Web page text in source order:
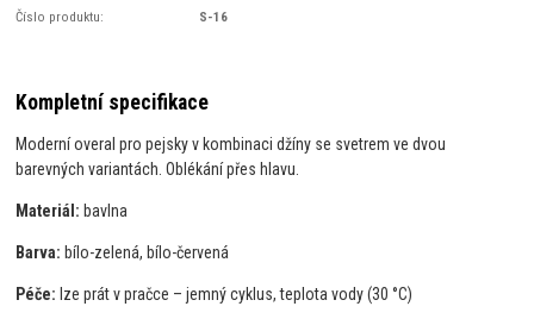
Číslo produktu: S-16
Kompletní specifikace
Moderní overal pro pejsky v kombinaci džíny se svetrem ve dvou
barevných variantách. Oblékání přes hlavu.
Materiál: bavlna
Barva: bílo-zelená, bílo-červená
Péče: lze prát v pračce – jemný cyklus, teplota vody (30 °C)